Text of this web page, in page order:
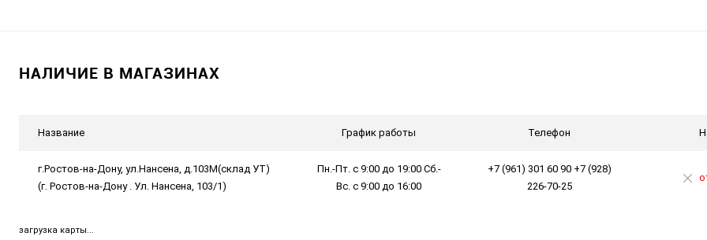
НАЛИЧИЕ В МАГАЗИНАХ
Название График работы Телефон
г.Ростов-на-Дону, ул.Нансена, д.103М(склад УТ)
(г. Ростов-на-Дону . Ул. Нансена, 103/1)
Пн.-Пт. с 9:00 до 19:00 Сб.-
Вс. с 9:00 до 16:00
+7 (961) 301 60 90 +7 (928)
226-70-25
загрузка карты...